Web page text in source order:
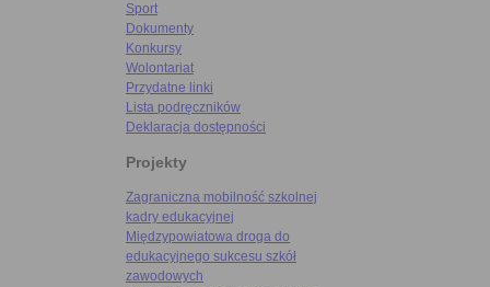
Sport
Dokumenty
Konkursy
Wolontariat
Przydatne linki
Lista podręczników
Deklaracja dostępności
Projekty
Zagraniczna mobilność szkolnej
kadry edukacyjnej
Międzypowiatowa droga do
edukacyjnego sukcesu szkół
zawodowych